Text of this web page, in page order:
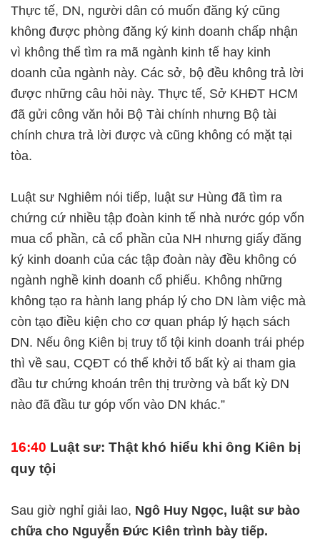
Thực tế, DN, người dân có muốn đăng ký cũng
không được phòng đăng ký kinh doanh chấp nhận
vì không thể tìm ra mã ngành kinh tế hay kinh
doanh của ngành này. Các sở, bộ đều không trả lời
được những câu hỏi này. Thực tế, Sở KHĐT HCM
đã gửi công văn hỏi Bộ Tài chính nhưng Bộ tài
chính chưa trả lời được và cũng không có mặt tại
tòa.
Luật sư Nghiêm nói tiếp, luật sư Hùng đã tìm ra
chứng cứ nhiều tập đoàn kinh tế nhà nước góp vốn
mua cổ phần, cả cổ phần của NH nhưng giấy đăng
ký kinh doanh của các tập đoàn này đều không có
ngành nghề kinh doanh cổ phiếu. Không những
không tạo ra hành lang pháp lý cho DN làm việc mà
còn tạo điều kiện cho cơ quan pháp lý hạch sách
DN. Nếu ông Kiên bị truy tố tội kinh doanh trái phép
thì về sau, CQĐT có thể khởi tố bất kỳ ai tham gia
đầu tư chứng khoán trên thị trường và bất kỳ DN
nào đã đầu tư góp vốn vào DN khác.”
16:40 Luật sư: Thật khó hiểu khi ông Kiên bị
quy tội
Sau giờ nghỉ giải lao, Ngô Huy Ngọc, luật sư bào
chữa cho Nguyễn Đức Kiên trình bày tiếp.